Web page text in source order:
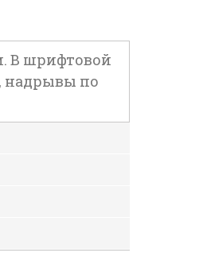
В шрифтовой
надрывы по